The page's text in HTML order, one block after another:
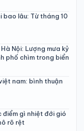
bao lâu: Từ tháng 10
Nội: Lượng mưa kỷ
phố chìm trong biển
nam: bình thuận
điểm gì nhiệt đới gió
rõ rệt